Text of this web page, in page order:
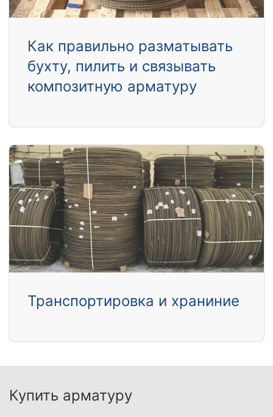
Как правильно разматывать
бухту, пилить и связывать
композитную арматуру
Транспортировка и храниние
Купить арматуру